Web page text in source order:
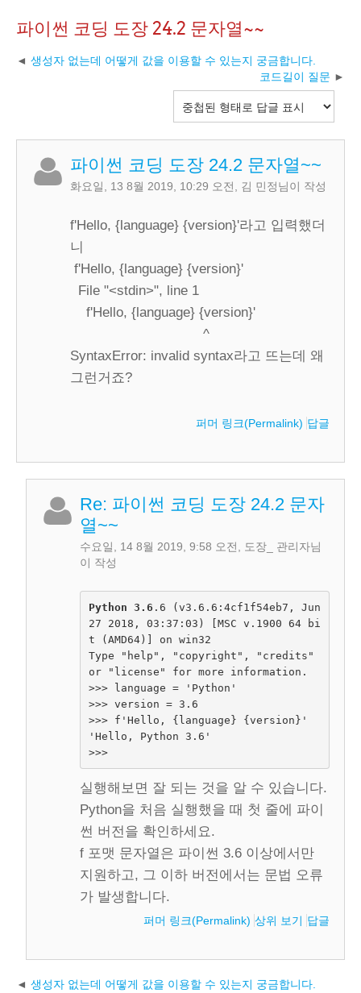
파이썬 코딩 도장 24.2 문자열~~
생성자 없는데 어떻게 값을 이용할 수 있는지 궁금합니다.
코드길이 질문
파이썬 코딩 도장 24.2 문자열~~
화요일, 13 8월 2019, 10:29 오전 김 민정님이 작성
f'Hello, {language} {version}'라고 입력했더
니
f'Hello, {language} {version}'
File "<stdin>", line 1
f'Hello, {language} {version}'
^
SyntaxError: invalid syntax라고 뜨는데 왜
그런거죠?
퍼머 링크(Permalink) 답글
Re: 파이썬 코딩 도장 24.2 문자
열~~
수요일, 14 8월 2019, 9:58 오전 도장_ 관리자님
이 작성
Python 3.6 .6 (v3.6.6:4cf1f54eb7, Jun
27 2018, 03:37:03) [MSC v.1900 64 bi
t (AMD64)] on win32
Type "help", "copyright", "credits"
or "license" for more information.
>>> language = 'Python'
>>> version = 3.6
>>> f'Hello, {language} {version}'
'Hello, Python 3.6'
>>>
실행해보면 잘 되는 것을 알 수 있습니다.
Python을 처음 실행했을 때 첫 줄에 파이
썬 버전을 확인하세요.
f 포맷 문자열은 파이썬 3.6 이상에서만
지원하고, 그 이하 버전에서는 문법 오류
가 발생합니다.
퍼머 링크(Permalink) 상위 보기 답글
생성자 없는데 어떻게 값을 이용할 수 있는지 궁금합니다.